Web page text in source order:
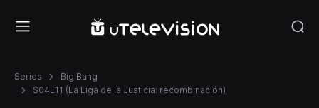
Series
Big Bang
S04E11 (La Liga de la Justicia: recombinación)